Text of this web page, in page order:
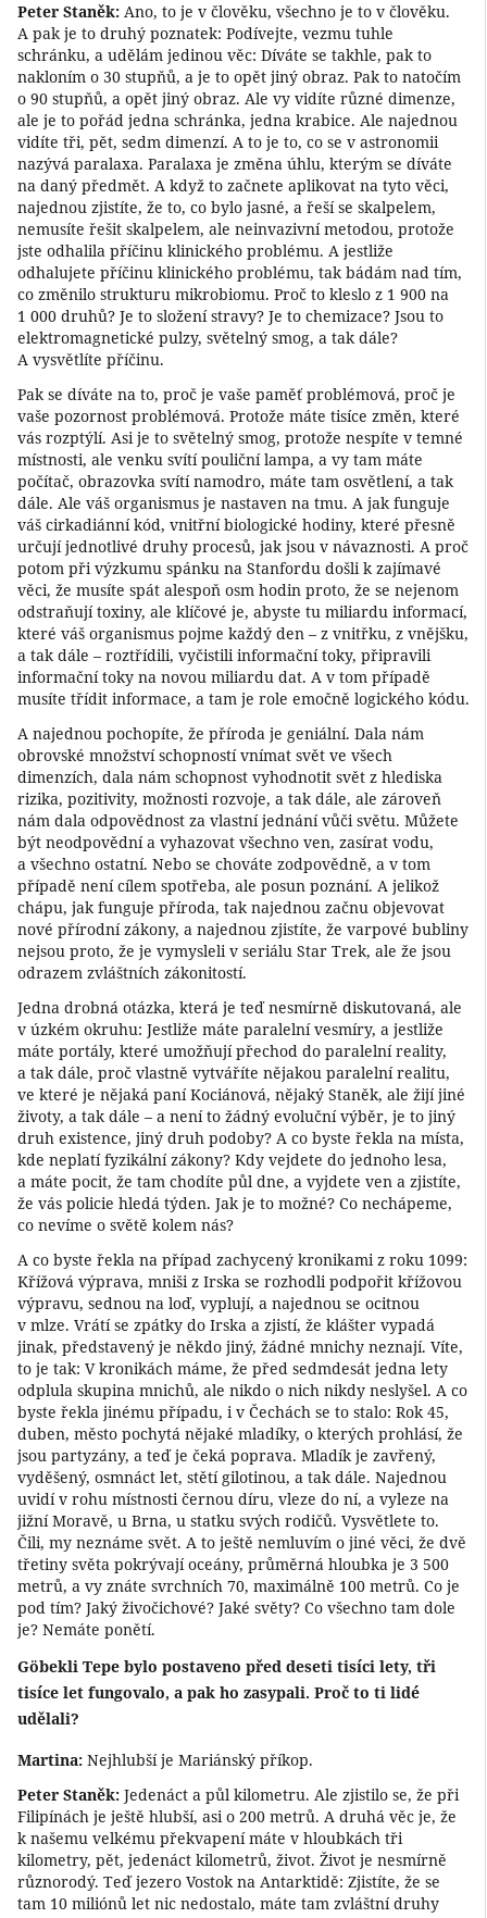
Peter Staněk: Ano, to je v člověku, všechno je to v člověku.
A pak je to druhý poznatek: Podívejte, vezmu tuhle
schránku, a udělám jedinou věc: Díváte se takhle, pak to
nakloním o 30 stupňů, a je to opět jiný obraz. Pak to natočím
o 90 stupňů, a opět jiný obraz. Ale vy vidíte různé dimenze,
ale je to pořád jedna schránka, jedna krabice. Ale najednou
vidíte tři, pět, sedm dimenzí. A to je to, co se v astronomii
nazývá paralaxa. Paralaxa je změna úhlu, kterým se díváte
na daný předmět. A když to začnete aplikovat na tyto věci,
najednou zjistíte, že to, co bylo jasné, a řeší se skalpelem,
nemusíte řešit skalpelem, ale neinvazivní metodou, protože
jste odhalila příčinu klinického problému. A jestliže
odhalujete příčinu klinického problému, tak bádám nad tím,
co změnilo strukturu mikrobiomu. Proč to kleslo z 1 900 na
1 000 druhů? Je to složení stravy? Je to chemizace? Jsou to
elektromagnetické pulzy, světelný smog, a tak dále?
A vysvětlíte příčinu.
Pak se díváte na to, proč je vaše paměť problémová, proč je
vaše pozornost problémová. Protože máte tisíce změn, které
vás rozptýlí. Asi je to světelný smog, protože nespíte v temné
místnosti, ale venku svítí pouliční lampa, a vy tam máte
počítač, obrazovka svítí namodro, máte tam osvětlení, a tak
dále. Ale váš organismus je nastaven na tmu. A jak funguje
váš cirkadiánní kód, vnitřní biologické hodiny, které přesně
určují jednotlivé druhy procesů, jak jsou v návaznosti. A proč
potom při výzkumu spánku na Stanfordu došli k zajímavé
věci, že musíte spát alespoň osm hodin proto, že se nejenom
odstraňují toxiny, ale klíčové je, abyste tu miliardu informací,
které váš organismus pojme každý den – z vnitřku, z vnějšku,
a tak dále – roztřídili, vyčistili informační toky, připravili
informační toky na novou miliardu dat. A v tom případě
musíte třídit informace, a tam je role emočně logického kódu.
A najednou pochopíte, že příroda je geniální. Dala nám
obrovské množství schopností vnímat svět ve všech
dimenzích, dala nám schopnost vyhodnotit svět z hlediska
rizika, pozitivity, možnosti rozvoje, a tak dále, ale zároveň
nám dala odpovědnost za vlastní jednání vůči světu. Můžete
být neodpovědní a vyhazovat všechno ven, zasírat vodu,
a všechno ostatní. Nebo se chováte zodpovědně, a v tom
případě není cílem spotřeba, ale posun poznání. A jelikož
chápu, jak funguje příroda, tak najednou začnu objevovat
nové přírodní zákony, a najednou zjistíte, že varpové bubliny
nejsou proto, že je vymysleli v seriálu Star Trek, ale že jsou
odrazem zvláštních zákonitostí.
Jedna drobná otázka, která je teď nesmírně diskutovaná, ale
v úzkém okruhu: Jestliže máte paralelní vesmíry, a jestliže
máte portály, které umožňují přechod do paralelní reality,
a tak dále, proč vlastně vytváříte nějakou paralelní realitu,
ve které je nějaká paní Kociánová, nějaký Staněk, ale žijí jiné
životy, a tak dále – a není to žádný evoluční výběr, je to jiný
druh existence, jiný druh podoby? A co byste řekla na místa,
kde neplatí fyzikální zákony? Kdy vejdete do jednoho lesa,
a máte pocit, že tam chodíte půl dne, a vyjdete ven a zjistíte,
že vás policie hledá týden. Jak je to možné? Co nechápeme,
co nevíme o světě kolem nás?
A co byste řekla na případ zachycený kronikami z roku 1099:
Křížová výprava, mniši z Irska se rozhodli podpořit křížovou
výpravu, sednou na loď, vyplují, a najednou se ocitnou
v mlze. Vrátí se zpátky do Irska a zjistí, že klášter vypadá
jinak, představený je někdo jiný, žádné mnichy neznají. Víte,
to je tak: V kronikách máme, že před sedmdesát jedna lety
odplula skupina mnichů, ale nikdo o nich nikdy neslyšel. A co
byste řekla jinému případu, i v Čechách se to stalo: Rok 45,
duben, město pochytá nějaké mladíky, o kterých prohlásí, že
jsou partyzány, a teď je čeká poprava. Mladík je zavřený,
vyděšený, osmnáct let, stětí gilotinou, a tak dále. Najednou
uvidí v rohu místnosti černou díru, vleze do ní, a vyleze na
jižní Moravě, u Brna, u statku svých rodičů. Vysvětlete to.
Čili, my neznáme svět. A to ještě nemluvím o jiné věci, že dvě
třetiny světa pokrývají oceány, průměrná hloubka je 3 500
metrů, a vy znáte svrchních 70, maximálně 100 metrů. Co je
pod tím? Jaký živočichové? Jaké světy? Co všechno tam dole
je? Nemáte ponětí.
Göbekli Tepe bylo postaveno před deseti tisíci lety, tři
tisíce let fungovalo, a pak ho zasypali. Proč to ti lidé
udělali?
Martina: Nejhlubší je Mariánský příkop.
Peter Staněk: Jedenáct a půl kilometru. Ale zjistilo se, že při
Filipínách je ještě hlubší, asi o 200 metrů. A druhá věc je, že
k našemu velkému překvapení máte v hloubkách tři
kilometry, pět, jedenáct kilometrů, život. Život je nesmírně
různorodý. Teď jezero Vostok na Antarktidě: Zjistíte, že se
tam 10 miliónů let nic nedostalo, máte tam zvláštní druhy